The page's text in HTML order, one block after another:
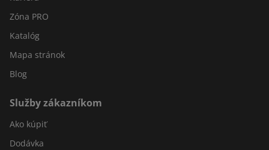
Zóna PRO
Katalóg
Mapa stránok
Blog
Služby zákazníkom
Ako kúpiť
Dodávka